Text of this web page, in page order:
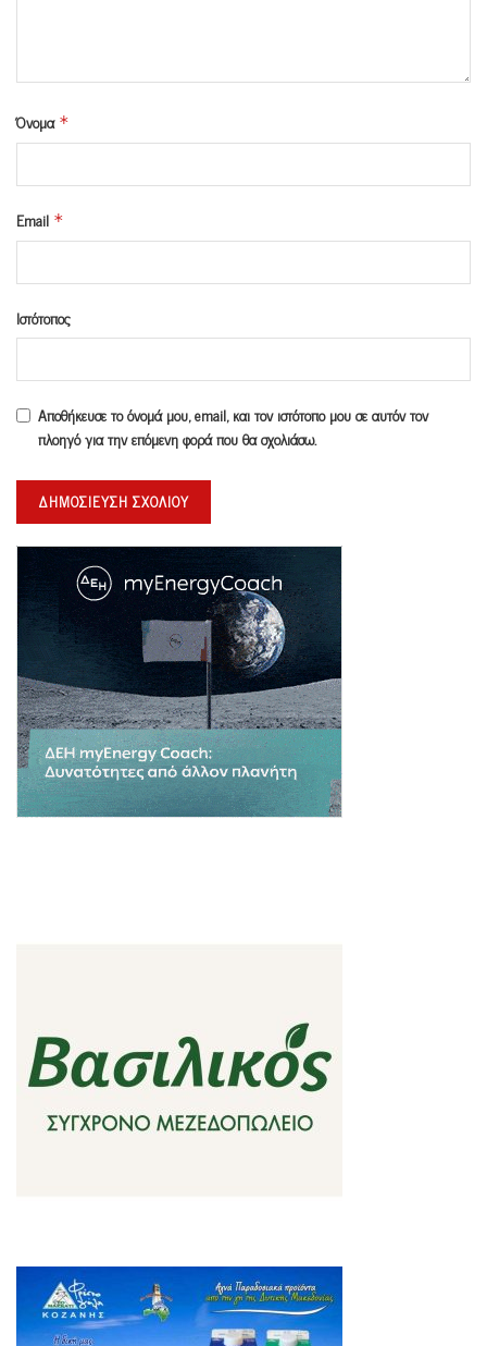
Όνομα *
Email *
Ιστότοπος
Αποθήκευσε το όνομά μου, email, και τον ιστότοπο μου σε αυτόν τον
πλοηγό για την επόμενη φορά που θα σχολιάσω.